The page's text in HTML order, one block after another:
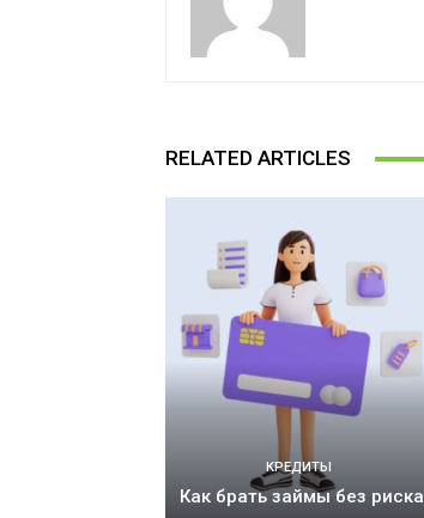
RELATED ARTICLES
КРЕДИТЫ
Как брать займы без риска